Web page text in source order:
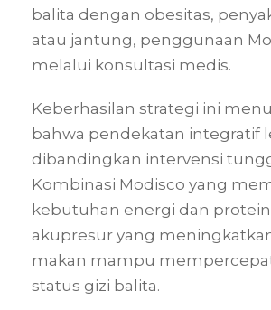
balita dengan obesitas,
atau jantung, penggunaan
melalui konsultasi medis.
Keberhasilan strategi ini
bahwa pendekatan integratif
dibandingkan intervensi
Kombinasi Modisco yang
kebutuhan energi dan
akupresur yang
makan mampu
status gizi balita.